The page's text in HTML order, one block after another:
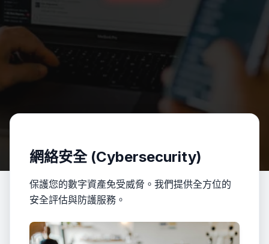
網絡安全 (Cybersecurity)
保護您的數字資產免受威脅。我們提供全方位的
安全評估與防護服務。